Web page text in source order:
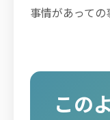
事情があっての
この